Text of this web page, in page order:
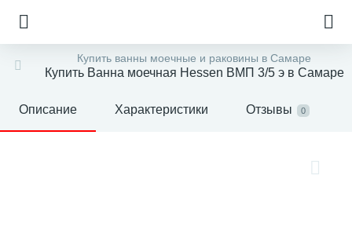
Купить ванны моечные и раковины в Самаре
Купить Ванна моечная Hessen ВМП 3/5 э в Самаре
Описание Характеристики Отзывы 0